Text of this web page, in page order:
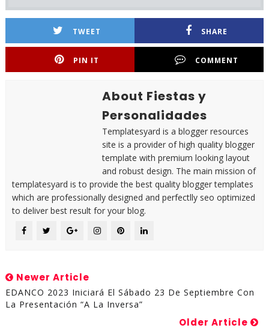
TWEET SHARE
PIN IT COMMENT
About Fiestas y
Personalidades
Templatesyard is a blogger resources
site is a provider of high quality blogger
template with premium looking layout
and robust design. The main mission of
templatesyard is to provide the best quality blogger templates
which are professionally designed and perfectlly seo optimized
to deliver best result for your blog.
Newer Article
EDANCO 2023 Iniciará El Sábado 23 De Septiembre Con
La Presentación “A La Inversa”
Older Article